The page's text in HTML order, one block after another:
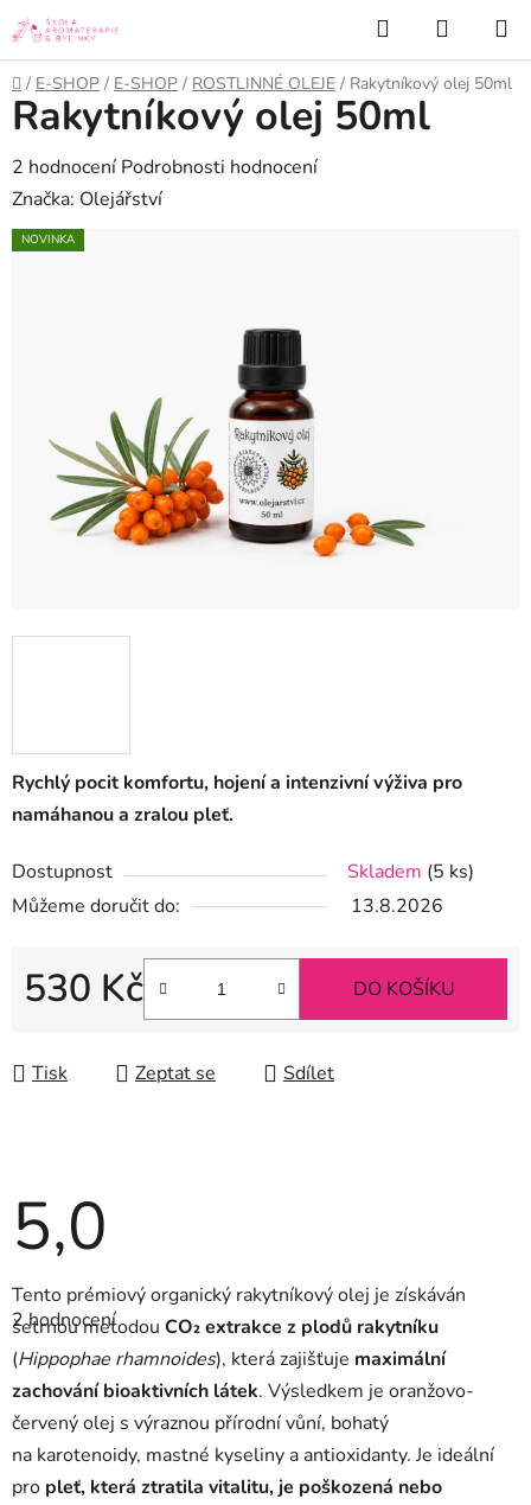
Přejít
na
obsah
Hledat
KOŠÍK
Domů
/ E-SHOP / E-SHOP / ROSTLINNÉ OLEJE / Rakytníkový olej 50ml
Rychlý pocit komfortu, hojení a intenzivní výživa pro
namáhanou a zralou pleť.
Dostupnost Skladem (5 ks)
Můžeme doručit do:
13.8.2026
530 Kč DO KOŠÍKU
Tisk Zeptat se Sdílet
Rakytníkový olej 50ml
Průměrné
hodnocení
produktu
2 hodnocení Podrobnosti hodnocení
Značka: Olejářství
NOVINKA
5,0
Průměrné
hodnocení
produktu
je
5,0
5
hvězdiček.
2 hodnocení
Tento prémiový organický rakytníkový olej je získáván
šetrnou metodou CO₂ extrakce z plodů rakytníku
(Hippophae rhamnoides), která zajišťuje maximální
zachování bioaktivních látek. Výsledkem je oranžovo-
červený olej s výraznou přírodní vůní, bohatý
na karotenoidy, mastné kyseliny a antioxidanty. Je ideální
pro pleť, která ztratila vitalitu, je poškozená nebo